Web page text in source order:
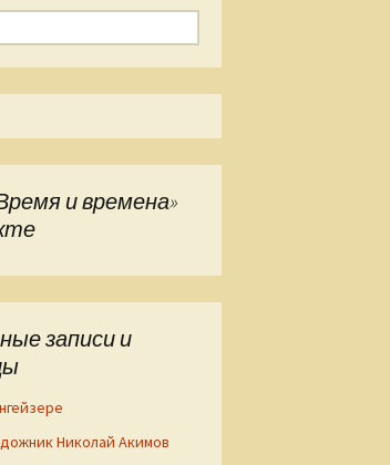
и времена»
записи и
Николай Акимов